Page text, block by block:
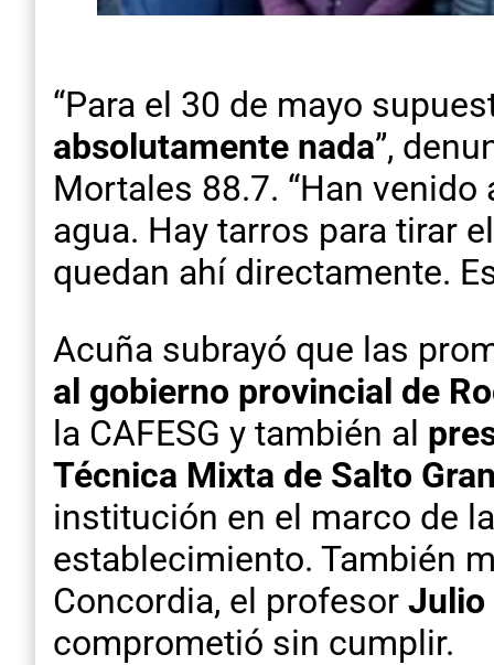
“Para el 30 de mayo
absolutamente nada”,
Mortales 88.7. “Han
agua. Hay tarros para tirar
quedan ahí directamente.
Acuña subrayó que las
al gobierno provincial de
la CAFESG y también al
Técnica Mixta de Salto
institución en el marco de
establecimiento. También
Concordia, el profesor Julio
comprometió sin cumplir.